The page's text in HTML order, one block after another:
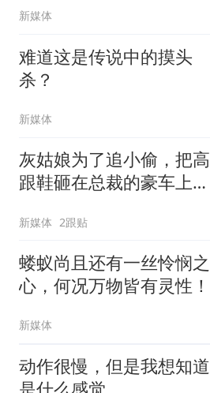
新媒体
难道这是传说中的摸头
杀？
新媒体
灰姑娘为了追小偷，把高
跟鞋砸在总裁的豪车上，
新媒体 2跟贴
蝼蚁尚且还有一丝怜悯之
心，何况万物皆有灵性！
新媒体
动作很慢，但是我想知道